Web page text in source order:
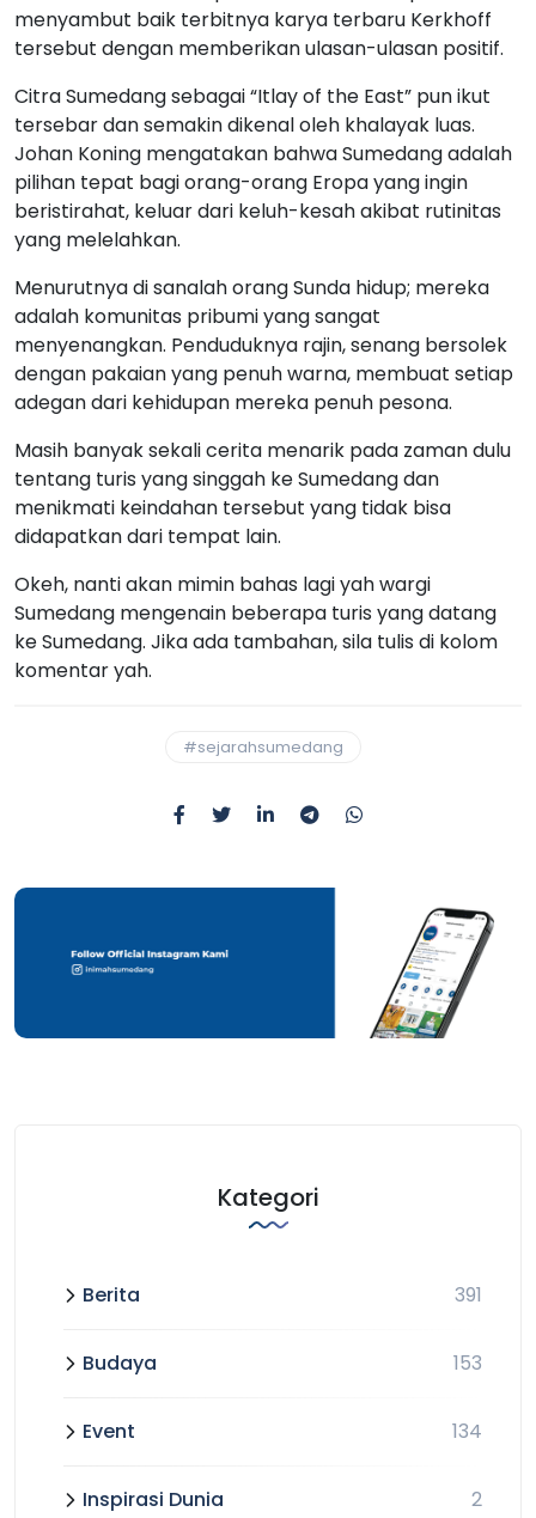
menyambut baik terbitnya karya terbaru Kerkhoff
tersebut dengan memberikan ulasan-ulasan positif.
Citra Sumedang sebagai “Itlay of the East” pun ikut
tersebar dan semakin dikenal oleh khalayak luas.
Johan Koning mengatakan bahwa Sumedang adalah
pilihan tepat bagi orang-orang Eropa yang ingin
beristirahat, keluar dari keluh-kesah akibat rutinitas
yang melelahkan.
Menurutnya di sanalah orang Sunda hidup; mereka
adalah komunitas pribumi yang sangat
menyenangkan. Penduduknya rajin, senang bersolek
dengan pakaian yang penuh warna, membuat setiap
adegan dari kehidupan mereka penuh pesona.
Masih banyak sekali cerita menarik pada zaman dulu
tentang turis yang singgah ke Sumedang dan
menikmati keindahan tersebut yang tidak bisa
didapatkan dari tempat lain.
Okeh, nanti akan mimin bahas lagi yah wargi
Sumedang mengenain beberapa turis yang datang
ke Sumedang. Jika ada tambahan, sila tulis di kolom
komentar yah.
#sejarahsumedang
Kategori
Berita 391
Budaya 153
Event 134
Inspirasi Dunia 2